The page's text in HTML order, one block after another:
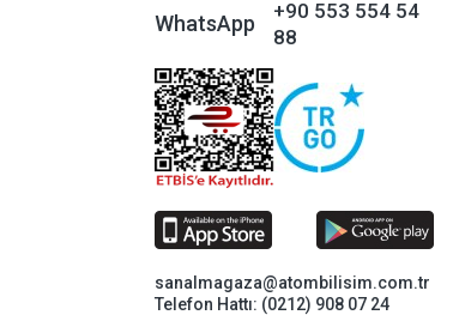
WhatsApp
+90 553 554 54
88
sanalmagaza@atombilisim.com.tr
Telefon Hattı: (0212) 908 07 24